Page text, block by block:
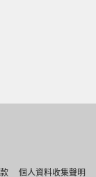
個人資料收集聲明